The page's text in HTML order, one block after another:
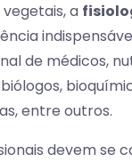
a
de médicos,
entre outros.
devem se